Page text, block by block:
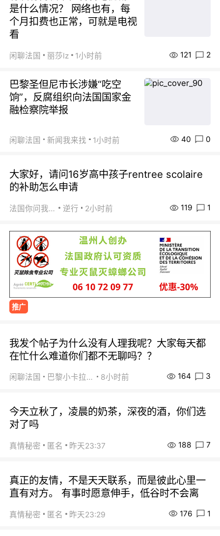
是什么情况？ 网络也有，每
个月扣费也正常，可就是电视
看
闲聊法国 丽莎lz 1小时前 121 2
巴黎圣但尼市长涉嫌“吃空
饷”，反腐组织向法国国家金
融检察院举报
闲聊法国 新闻我来找 1小时前 40 0
大家好，请问16岁高中孩子rentree scolaire
的补助怎么申请
法国你问我答 逆行 2小时前 119 1
推广
我发个帖子为什么没有人理我呢？大家每天都
在忙什么难道你们都不无聊吗？？
闲聊法国 巴黎小卡拉咪 8小时前 164 3
今天立秋了，凌晨的奶茶，深夜的酒，你们选
对了吗
真情秘密 匿名 昨天23:37 188 7
真正的友情，不是天天联系，而是彼此心里一
直有对方。 有事时愿意伸手，低谷时不会离
真情秘密 匿名 昨天23:29 176 1